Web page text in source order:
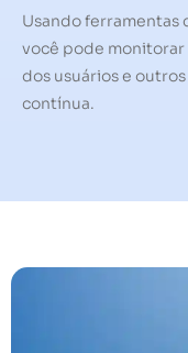
Usando ferramentas
você pode
dos usuários e
contínua.